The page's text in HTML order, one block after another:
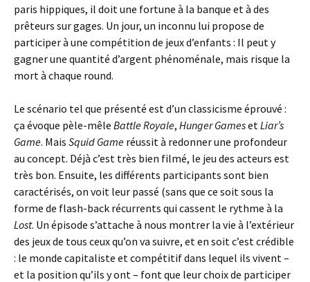
paris hippiques, il doit une fortune à la banque et à des
prêteurs sur gages. Un jour, un inconnu lui propose de
participer à une compétition de jeux d’enfants : Il peut y
gagner une quantité d’argent phénoménale, mais risque la
mort à chaque round.
Le scénario tel que présenté est d’un classicisme éprouvé :
ça évoque pèle-mêle Battle Royale, Hunger GamesetLiar’s
Game. Mais Squid Game réussit à redonner une profondeur
au concept. Déjà c’est très bien filmé, le jeu des acteurs est
très bon. Ensuite, les différents participants sont bien
caractérisés, on voit leur passé (sans que ce soit sous la
forme de flash-back récurrents qui cassent le rythme à la
Lost. Un épisode s’attache à nous montrer la vie à l’extérieur
des jeux de tous ceux qu’on va suivre, et en soit c’est crédible
: le monde capitaliste et compétitif dans lequel ils vivent –
et la position qu’ils y ont – font que leur choix de participer